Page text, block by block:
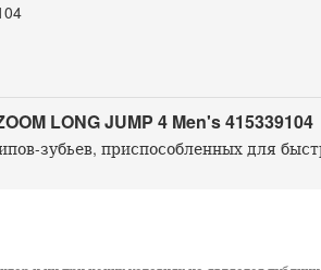
LONG JUMP 4 Men's 415339104
зубьев, приспособленных для